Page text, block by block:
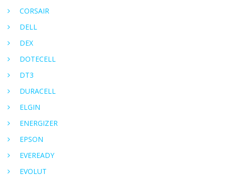
CORSAIR
DELL
DEX
DOTECELL
DT3
DURACELL
ELGIN
ENERGIZER
EPSON
EVEREADY
EVOLUT